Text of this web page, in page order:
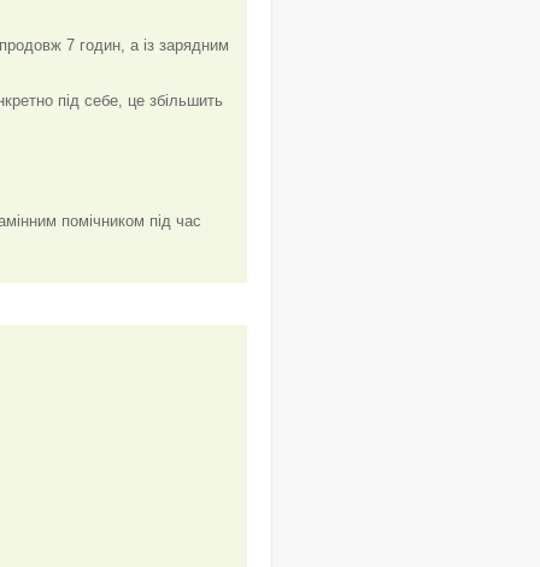
7 годин, а із зарядним
під себе, це збільшить
помічником під час